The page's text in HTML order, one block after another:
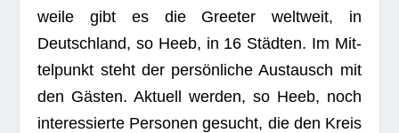
weile gibt es die Gree­ter welt­weit, in
Deutsch­land, so Heeb, in 16 Städten. Im Mit­
tel­punkt steht der persönliche Aus­tausch mit
den Gästen. Aktu­ell wer­den, so Heeb, noch
inter­es­sierte Per­so­nen gesucht, die den Kreis